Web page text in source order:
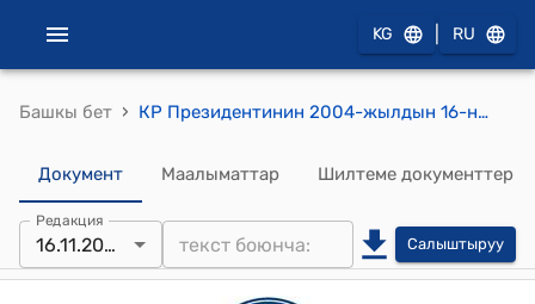
KG RU
Башкы бет › КР Президентинин 2004-жылдын 16-ноябрындагы ПЖ № 388 "Б.Т.Полуэктовго "Кыргыз Республикасынын эмгек сиңирген юристи" деген ардактуу наам берүү жөнүндө" Жарлыгы
Документ Маалыматтар Шилтеме документтер
Редакция
16.11.2004 Салыштыруу